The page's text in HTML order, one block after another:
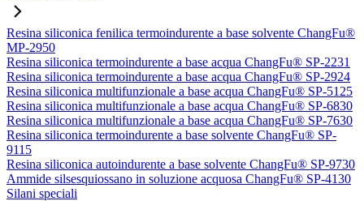
Resina siliconica fenilica termoindurente a base solvente ChangFu®
MP-2950
Resina siliconica termoindurente a base acqua ChangFu® SP-2231
Resina siliconica termoindurente a base acqua ChangFu® SP-2924
Resina siliconica multifunzionale a base acqua ChangFu® SP-5125
Resina siliconica multifunzionale a base acqua ChangFu® SP-6830
Resina siliconica multifunzionale a base acqua ChangFu® SP-7630
Resina siliconica termoindurente a base solvente ChangFu® SP-
9115
Resina siliconica autoindurente a base solvente ChangFu® SP-9730
Ammide silsesquiossano in soluzione acquosa ChangFu® SP-4130
Silani speciali